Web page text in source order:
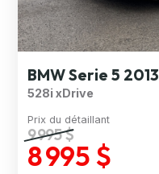
BMW Serie 5 2013
528i xDrive
Prix du détaillant
9 995 $
8 995 $